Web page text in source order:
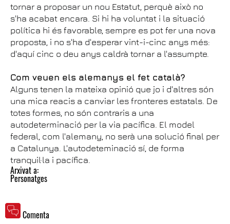
tornar a proposar un nou Estatut, perquè això no
s'ha acabat encara. Si hi ha voluntat i la situació
política hi és favorable, sempre es pot fer una nova
proposta, i no s'ha d'esperar vint-i-cinc anys més:
d'aquí cinc o deu anys caldrà tornar a l'assumpte.
Com veuen els alemanys el fet català?
Alguns tenen la mateixa opinió que jo i d'altres són
una mica reacis a canviar les fronteres estatals. De
totes formes, no són contraris a una
autodeterminació per la via pacífica. El model
federal, com l'alemany, no serà una solució final per
a Catalunya. L'autodeteminació sí, de forma
tranquil·la i pacífica.
Arxivat a:
Personatges
Comenta